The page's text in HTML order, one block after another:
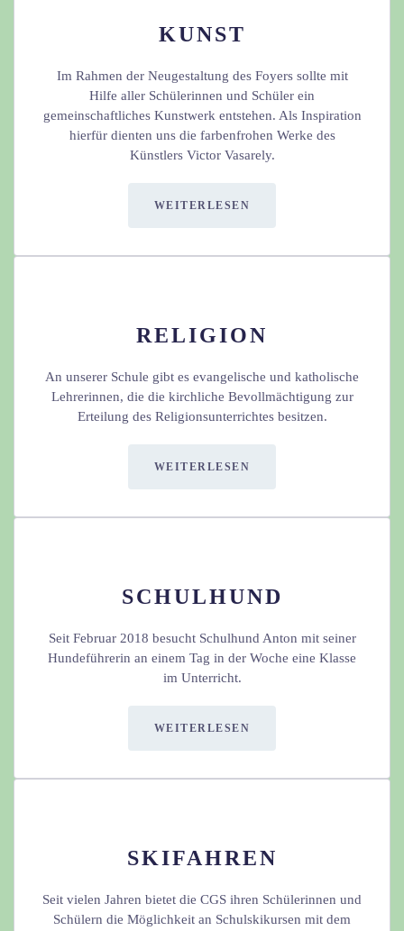
KUNST
Im Rahmen der Neugestaltung des Foyers sollte mit
Hilfe aller Schülerinnen und Schüler ein
gemeinschaftliches Kunstwerk entstehen. Als Inspiration
hierfür dienten uns die farbenfrohen Werke des
Künstlers Victor Vasarely.
WEITERLESEN
RELIGION
An unserer Schule gibt es evangelische und katholische
Lehrerinnen, die die kirchliche Bevollmächtigung zur
Erteilung des Religionsunterrichtes besitzen.
WEITERLESEN
SCHULHUND
Seit Februar 2018 besucht Schulhund Anton mit seiner
Hundeführerin an einem Tag in der Woche eine Klasse
im Unterricht.
WEITERLESEN
SKIFAHREN
Seit vielen Jahren bietet die CGS ihren Schülerinnen und
Schülern die Möglichkeit an Schulskikursen mit dem